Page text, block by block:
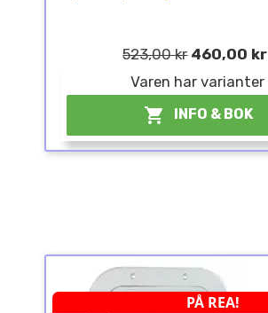
523,00 kr 460,00 kr
Varen har varianter
 INFO & BOK
PÅ REA!